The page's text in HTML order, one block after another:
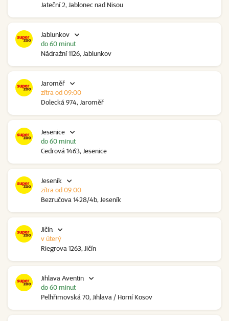
Jateční 2, Jablonec nad Nisou
Jablunkov
Nádražní 1126, Jablunkov
do 60 minut
Jaroměř
Dolecká 974, Jaroměř
zítra od 09:00
Jesenice
Cedrová 1463, Jesenice
do 60 minut
Jeseník
Bezručova 1428/4b, Jeseník
zítra od 09:00
Jičín
Riegrova 1263, Jičín
v úterý
Jihlava Aventin
Pelhřimovská 70, Jihlava / Horní Kosov
do 60 minut